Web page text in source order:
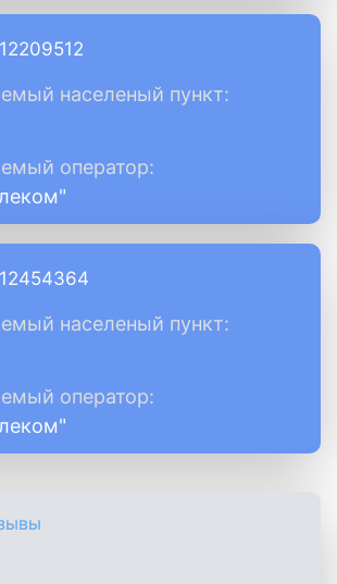
населеный пункт:
оператор:
населеный пункт:
оператор: